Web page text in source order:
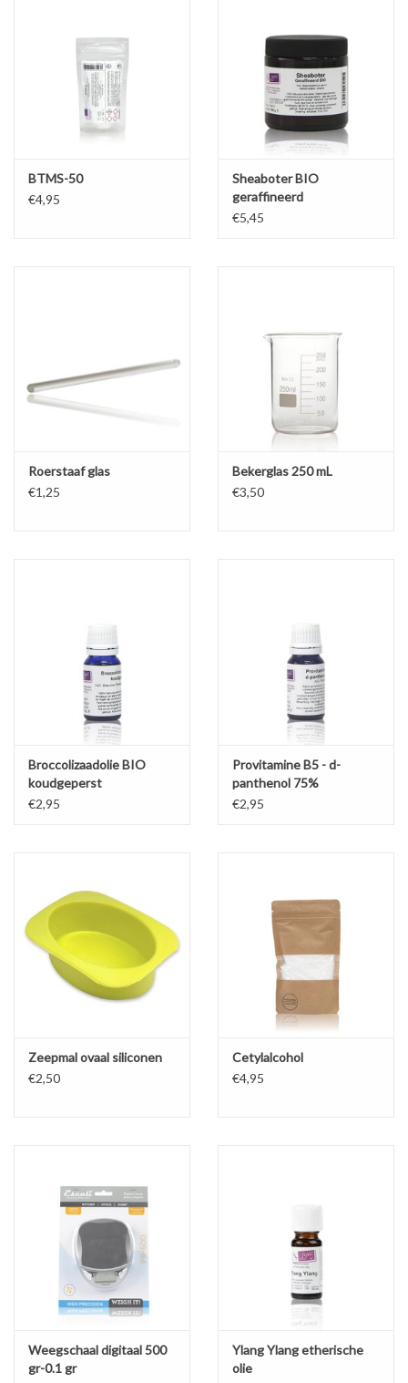
BTMS-50
€4,95
Sheaboter BIO
geraffineerd
€5,45
Roerstaaf glas
€1,25
Bekerglas 250 mL
€3,50
Broccolizaadolie BIO
koudgeperst
€2,95
Provitamine B5 - d-
panthenol 75%
€2,95
Zeepmal ovaal siliconen
€2,50
Cetylalcohol
€4,95
Weegschaal digitaal 500
gr-0.1 gr
Ylang Ylang etherische
olie